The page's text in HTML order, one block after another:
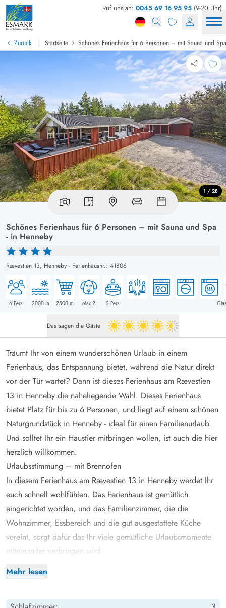
Ruf uns an: 0045 69 16 95 95 (9-20 Uhr)
Zurück | Startseite Schönes Ferienhaus für 6 Personen – mit Sauna und
Schönes Ferienhaus für 6 Personen – mit Sauna und Spa
- in Henneby
Rævestien 13, Henneby - Ferienhausnr.: 41806
6Pers. 2000m 2500m Max 2 2 Pers.
1 / 28
Das sagen die Gäste 4.5 von 5
Mehr lesen
Träumt Ihr von einem wunderschönen Urlaub in einem
Ferienhaus, das Entspannung bietet, während die Natur direkt
vor der Tür wartet? Dann ist dieses Ferienhaus am Rævestien
13 in Henneby die naheliegende Wahl. Dieses Ferienhaus
bietet Platz für bis zu 6 Personen, und liegt auf einem schönen
Naturgrundstück in Henneby - ideal für einen Familienurlaub.
Und solltet Ihr ein Haustier mitbringen wollen, ist auch die hier
herzlich willkommen.
Urlaubsstimmung – mit Brennofen
In diesem Ferienhaus am Rævestien 13 in Henneby werdet Ihr
euch schnell wohlfühlen. Das Ferienhaus ist gemütlich
eingerichtet worden, und das Familienzimmer, die die
Wohnzimmer, Essbereich und die gut ausgestattete Küche
vereint, sorgt dafür das Ihr viele gemütliche Urlaubsmomente
miteinander verbringen wird.
Neben dem Holzofen, der die gemütliche Wärme im